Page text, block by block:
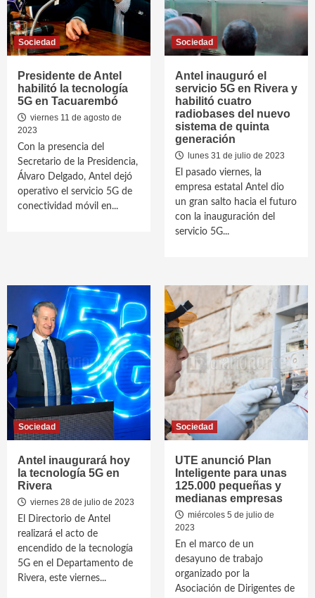
Sociedad
Presidente de Antel
habilitó la tecnología
5G en Tacuarembó
viernes 11 de agosto de
2023
Con la presencia del
Secretario de la Presidencia,
Álvaro Delgado, Antel dejó
operativo el servicio 5G de
conectividad móvil en...
Sociedad
Antel inauguró el
servicio 5G en Rivera y
habilitó cuatro
radiobases del nuevo
sistema de quinta
generación
lunes 31 de julio de 2023
El pasado viernes, la
empresa estatal Antel dio
un gran salto hacia el futuro
con la inauguración del
servicio 5G...
Sociedad
Antel inaugurará hoy
la tecnología 5G en
Rivera
viernes 28 de julio de 2023
El Directorio de Antel
realizará el acto de
encendido de la tecnología
5G en el Departamento de
Rivera, este viernes...
Sociedad
UTE anunció Plan
Inteligente para unas
125.000 pequeñas y
medianas empresas
miércoles 5 de julio de
2023
En el marco de un
desayuno de trabajo
organizado por la
Asociación de Dirigentes de